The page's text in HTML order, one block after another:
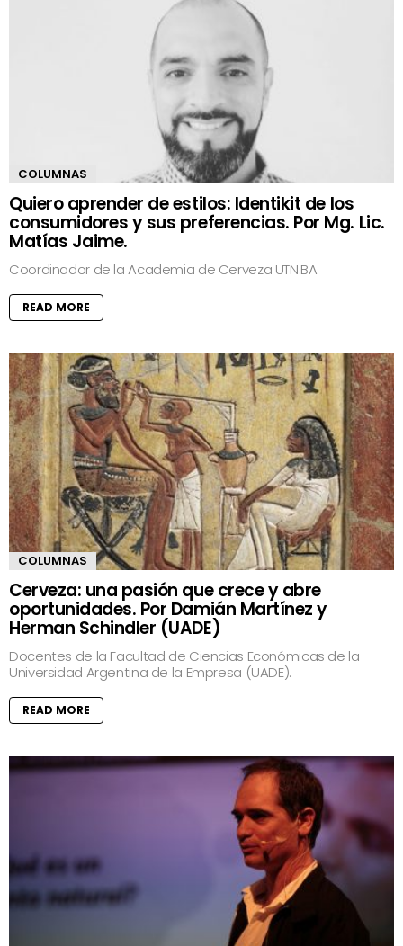
COLUMNAS
Quiero aprender de estilos: Identikit de los
consumidores y sus preferencias. Por Mg. Lic.
Matías Jaime.
Coordinador de la Academia de Cerveza UTN.BA
READ MORE
COLUMNAS
Cerveza: una pasión que crece y abre
oportunidades. Por Damián Martínez y
Herman Schindler (UADE)
Docentes de la Facultad de Ciencias Económicas de la
Universidad Argentina de la Empresa (UADE).
READ MORE